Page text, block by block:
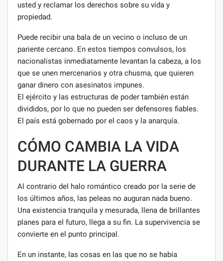
usted y reclamar los derechos sobre su vida y
propiedad.
Puede recibir una bala de un vecino o incluso de un
pariente cercano. En estos tiempos convulsos, los
nacionalistas inmediatamente levantan la cabeza, a los
que se unen mercenarios y otra chusma, que quieren
ganar dinero con asesinatos impunes.
El ejército y las estructuras de poder también están
divididos, por lo que no pueden ser defensores fiables.
El país está gobernado por el caos y la anarquía.
CÓMO CAMBIA LA VIDA
DURANTE LA GUERRA
Al contrario del halo romántico creado por la serie de
los últimos años, las peleas no auguran nada bueno.
Una existencia tranquila y mesurada, llena de brillantes
planes para el futuro, llega a su fin. La supervivencia se
convierte en el punto principal.
En un instante, las cosas en las que no se había